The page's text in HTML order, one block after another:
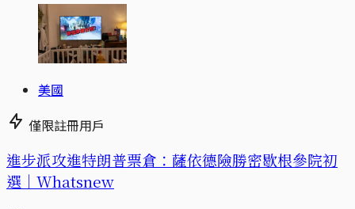
美國
僅限註冊用戶
進步派攻進特朗普票倉：薩依德險勝密歇根參院初
選｜Whatsnew